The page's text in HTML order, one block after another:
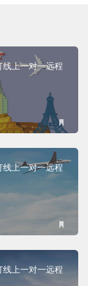
上一对一远程
上一对一远程
上一对一远程